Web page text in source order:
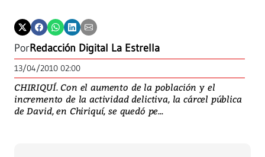
PorRedacción Digital La Estrella
13/04/2010 02:00
CHIRIQUÍ. Con el aumento de la población y el
incremento de la actividad delictiva, la cárcel pública
de David, en Chiriquí, se quedó pe...